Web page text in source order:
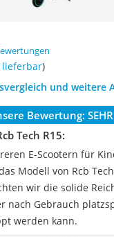
lieferbar)
und weitere
Bewertung:
Tech R15:
E-Scootern für
Modell von Rcb
wir die solide
nach Gebrauch
werden kann.